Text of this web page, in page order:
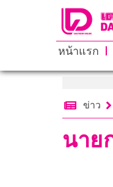
หน้าแรก
ข่าว
นาย